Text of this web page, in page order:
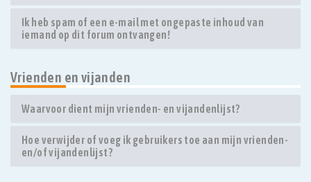
Ik heb spam of een e-mail met ongepaste inhoud van
iemand op dit forum ontvangen!
Vrienden en vijanden
Waarvoor dient mijn vrienden- en vijandenlijst?
Hoe verwijder of voeg ik gebruikers toe aan mijn vrienden-
en/of vijandenlijst?